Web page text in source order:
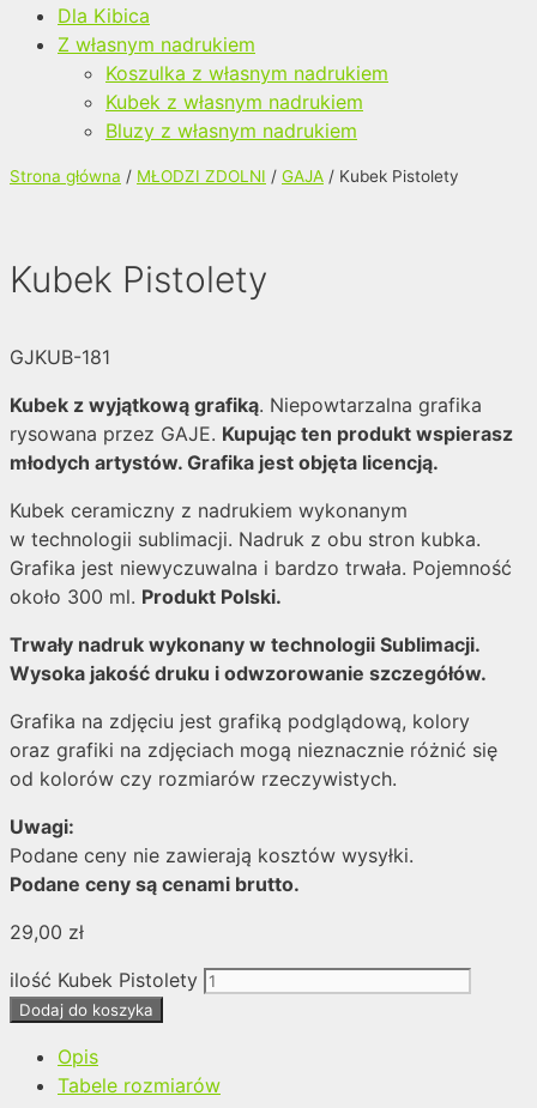
Dla Kibica
Z własnym nadrukiem
Koszulka z własnym nadrukiem
Kubek z własnym nadrukiem
Bluzy z własnym nadrukiem
Strona główna / MŁODZI ZDOLNI / GAJA / Kubek Pistolety
Kubek Pistolety
GJKUB-181
Kubek z wyjątkową grafiką. Niepowtarzalna grafika
rysowana przez GAJE. Kupując ten produkt wspierasz
młodych artystów. Grafika jest objęta licencją.
Kubek ceramiczny z nadrukiem wykonanym
w technologii sublimacji. Nadruk z obu stron kubka.
Grafika jest niewyczuwalna i bardzo trwała. Pojemność
około 300 ml. Produkt Polski.
Trwały nadruk wykonany w technologii Sublimacji.
Wysoka jakość druku i odwzorowanie szczegółów.
Grafika na zdjęciu jest grafiką podglądową, kolory
oraz grafiki na zdjęciach mogą nieznacznie różnić się
od kolorów czy rozmiarów rzeczywistych.
Uwagi:
Podane ceny nie zawierają kosztów wysyłki.
Podane ceny są cenami brutto.
29,00 zł
ilość Kubek Pistolety
Dodaj do koszyka
Opis
Tabele rozmiarów